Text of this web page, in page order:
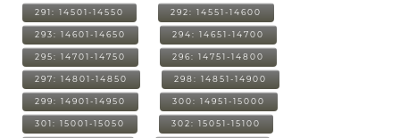
291: 14501-14550 292: 14551-14600
293: 14601-14650 294: 14651-14700
295: 14701-14750 296: 14751-14800
297: 14801-14850 298: 14851-14900
299: 14901-14950 300: 14951-15000
301: 15001-15050 302: 15051-15100